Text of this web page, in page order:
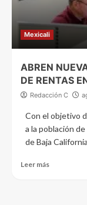
Mexicali
ABREN
DE RENTAS
Redacción C
Con el objetivo
a la población
de Baja
Leer más